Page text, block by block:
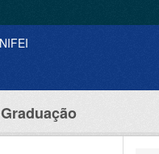
Graduação